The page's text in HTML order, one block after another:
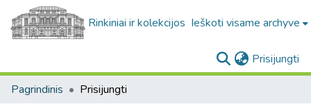
Rinkiniai ir kolekcijos Ieškoti visame archyve
Prisijungti
Pagrindinis Prisijungti